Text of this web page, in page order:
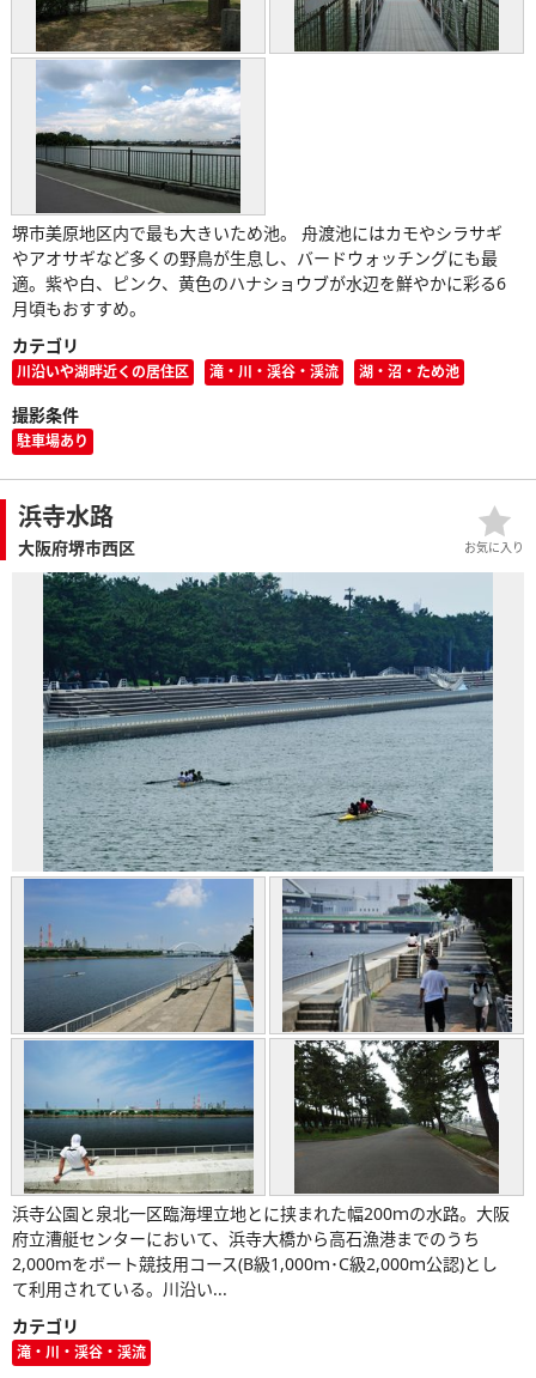
堺市美原地区内で最も大きいため池。 舟渡池にはカモやシラサギ
やアオサギなど多くの野鳥が生息し、バードウォッチングにも最
適。紫や白、ピンク、黄色のハナショウブが水辺を鮮やかに彩る6
月頃もおすすめ。
カテゴリ
川沿いや湖畔近くの居住区 滝・川・渓谷・渓流 湖・沼・ため池
撮影条件
駐車場あり
浜寺水路
大阪府堺市西区
浜寺公園と泉北一区臨海埋立地とに挟まれた幅200ｍの水路。大阪
府立漕艇センターにおいて、浜寺大橋から高石漁港までのうち
2,000ｍをボート競技用コース(B級1,000ｍ･C級2,000ｍ公認)とし
て利用されている。川沿い...
カテゴリ
滝・川・渓谷・渓流
お気に入り